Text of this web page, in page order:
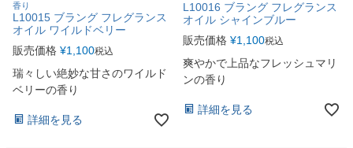
香り
L10015 ブラング フレグランス
オイル ワイルドベリー
販売価格 ¥1,100税込
瑞々しい絶妙な甘さのワイルド
ベリーの香り
詳細を見る
L10016 ブラング フレグランス
オイル シャインブルー
販売価格 ¥1,100税込
爽やかで上品なフレッシュマリ
ンの香り
詳細を見る